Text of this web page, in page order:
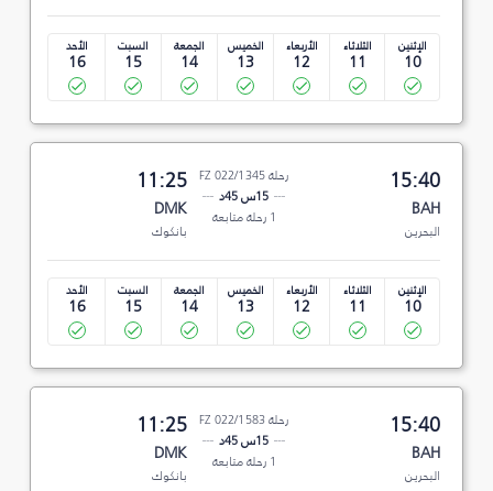
الإثنين
10
الثلاثاء
11
الأربعاء
12
الخميس
13
الجمعة
14
السبت
15
الأحد
16
15:40
BAH
البحرين
رحلة FZ 022/1345
15س 45د
1 رحلة متابعة
11:25
DMK
بانكوك
الإثنين
10
الثلاثاء
11
الأربعاء
12
الخميس
13
الجمعة
14
السبت
15
الأحد
16
15:40
BAH
البحرين
رحلة FZ 022/1583
15س 45د
1 رحلة متابعة
11:25
DMK
بانكوك